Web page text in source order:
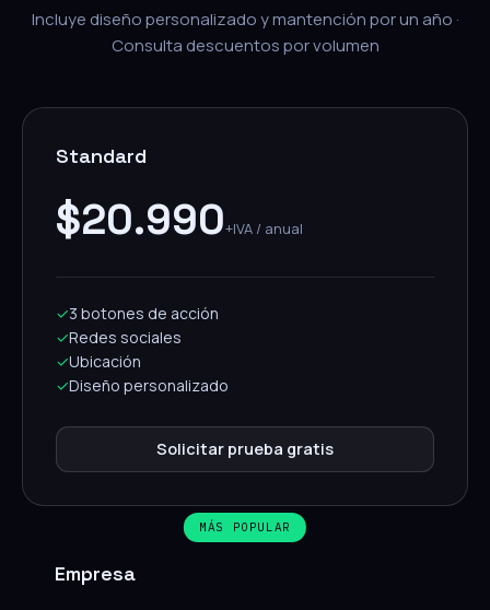
Incluye diseño personalizado y mantención por un año ·
Consulta descuentos por volumen
Standard
$20.990+IVA / anual
✓3 botones de acción
✓Redes sociales
✓Ubicación
✓Diseño personalizado
Solicitar prueba gratis
MÁS POPULAR
Empresa